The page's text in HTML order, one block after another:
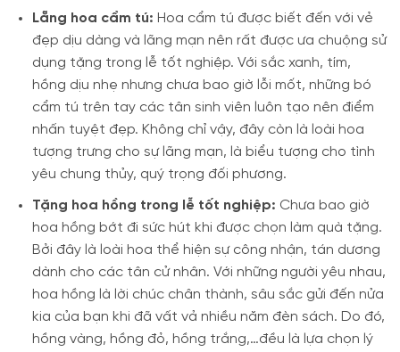
Lẵng hoa cẩm tú: Hoa cẩm tú được biết đến với vẻ
đẹp dịu dàng và lãng mạn nên rất được ưa chuộng sử
dụng tặng trong lễ tốt nghiệp. Với sắc xanh, tím,
hồng dịu nhẹ nhưng chưa bao giờ lỗi mốt, những bó
cẩm tú trên tay các tân sinh viên luôn tạo nên điểm
nhấn tuyệt đẹp. Không chỉ vậy, đây còn là loài hoa
tượng trưng cho sự lãng mạn, là biểu tượng cho tình
yêu chung thủy, quý trọng đối phương.
Tặng hoa hồng trong lễ tốt nghiệp: Chưa bao giờ
hoa hồng bớt đi sức hút khi được chọn làm quà tặng.
Bởi đây là loài hoa thể hiện sự công nhận, tán dương
dành cho các tân cử nhân. Với những người yêu nhau,
hoa hồng là lời chúc chân thành, sâu sắc gửi đến nửa
kia của bạn khi đã vất vả nhiều năm đèn sách. Do đó,
hồng vàng, hồng đỏ, hồng trắng,…đều là lựa chọn lý